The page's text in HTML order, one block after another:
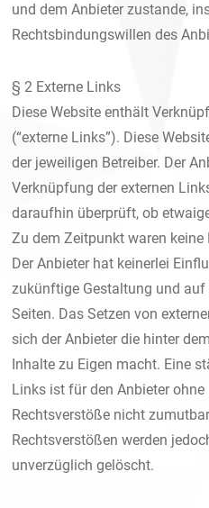
und dem Anbieter zustande,
Rechtsbindungswillen des
§ 2 Externe Links
Diese Website enthält
(“externe Links”). Diese
der jeweiligen Betreiber. Der
Verknüpfung der externen
daraufhin überprüft, ob
Zu dem Zeitpunkt waren
Der Anbieter hat keinerlei
zukünftige Gestaltung und
Seiten. Das Setzen von
sich der Anbieter die hinter
Inhalte zu Eigen macht. Eine
Links ist für den Anbieter
Rechtsverstöße nicht
Rechtsverstößen werden
unverzüglich gelöscht.